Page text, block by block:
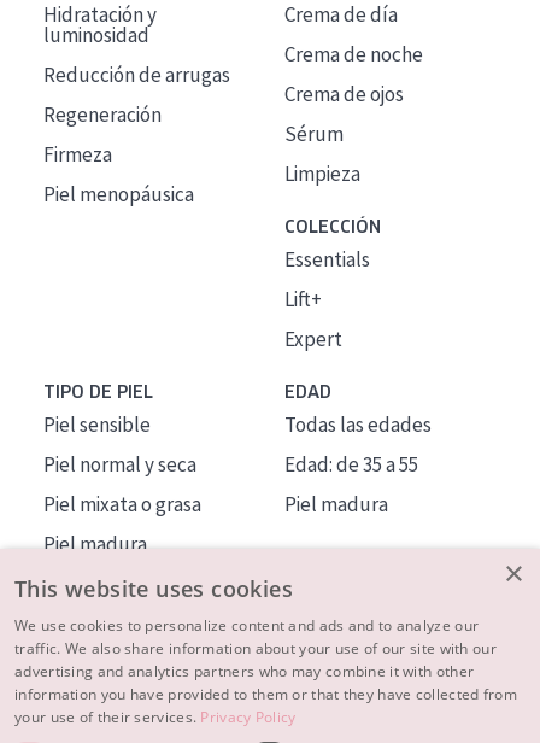
Hidratación y
luminosidad
Reducción de arrugas
Regeneración
Firmeza
Piel menopáusica
Crema de día
Crema de noche
Crema de ojos
Sérum
Limpieza
COLECCIÓN
Essentials
Lift+
Expert
TIPO DE PIEL
Piel sensible
Piel normal y seca
Piel mixata o grasa
Piel madura
Piel expuesta al sol
Piel menopáusica
EDAD
Todas las edades
Edad: de 35 a 55
Piel madura
MÁS SOBRE NOSOTROS
INSPIRACIÓN
×
This website uses cookies
We use cookies to personalize content and ads and to analyze our
traffic. We also share information about your use of our site with our
advertising and analytics partners who may combine it with other
information you have provided to them or that they have collected from
your use of their services. Privacy Policy